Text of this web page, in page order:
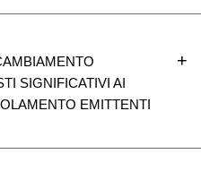
SIGNIFICATIVI AI
EMITTENTI